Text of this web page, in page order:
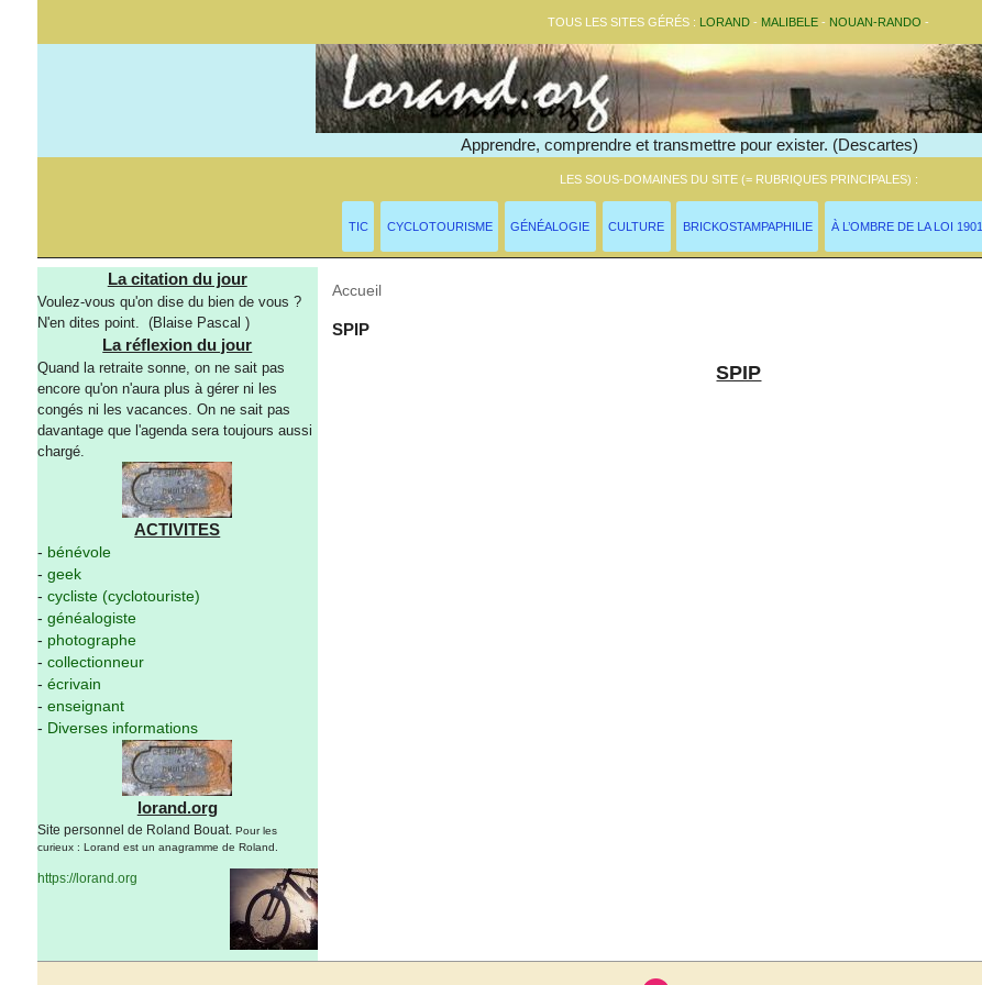
TOUS LES SITES GÉRÉS : LORAND - MALIBELE - NOUAN-RANDO -
Apprendre, comprendre et transmettre pour exister. (Descartes)
LES SOUS-DOMAINES DU SITE (= RUBRIQUES PRINCIPALES) :
TIC CYCLOTOURISME GÉNÉALOGIE CULTURE BRICKOSTAMPAPHILIE À L’OMBRE DE LA LOI 1901
La citation du jour
Voulez-vous qu'on dise du bien de vous ?
N'en dites point. (Blaise Pascal )
La réflexion du jour
Quand la retraite sonne, on ne sait pas
encore qu'on n'aura plus à gérer ni les
congés ni les vacances. On ne sait pas
davantage que l'agenda sera toujours aussi
chargé.
ACTIVITES
- bénévole
- geek
- cycliste (cyclotouriste)
- généalogiste
- photographe
- collectionneur
- écrivain
- enseignant
- Diverses informations
lorand.org
Site personnel de Roland Bouat. Pour les
curieux : Lorand est un anagramme de Roland.
https://lorand.org
Accueil
SPIP
SPIP